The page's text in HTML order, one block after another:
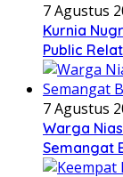
7 Agustus
Kurnia
Public
7 Agustus
Warga
Semangat